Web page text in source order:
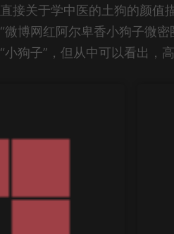
接关于学中医的土狗的颜值
博网红阿尔卑香小狗子微
狗子”，但从中可以看出，